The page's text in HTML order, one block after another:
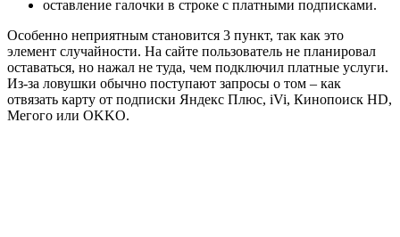
оставление галочки в строке с платными подписками.
Особенно неприятным становится 3 пункт, так как это
элемент случайности. На сайте пользователь не планировал
оставаться, но нажал не туда, чем подключил платные услуги.
Из-за ловушки обычно поступают запросы о том – как
отвязать карту от подписки Яндекс Плюс, iVi, Кинопоиск HD,
Мегого или OKKO.